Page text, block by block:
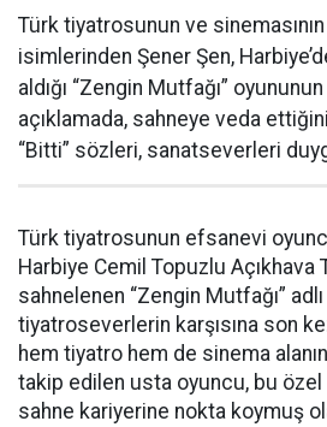
Türk tiyatrosunun ve
isimlerinden Şener Şen,
aldığı “Zengin Mutfağı” oyununun
açıklamada, sahneye veda
“Bitti” sözleri, sanatseverleri
Türk tiyatrosunun efsanevi
Harbiye Cemil Topuzlu Açıkhava
sahnelenen “Zengin Mutfağı”
tiyatroseverlerin karşısına son
hem tiyatro hem de sinema
takip edilen usta oyuncu, bu
sahne kariyerine nokta koymuş